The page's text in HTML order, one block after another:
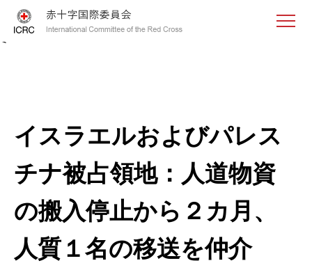
<
イスラエルおよびパレス
チナ被占領地：人道物資
の搬入停止から２カ月、
人質１名の移送を仲介